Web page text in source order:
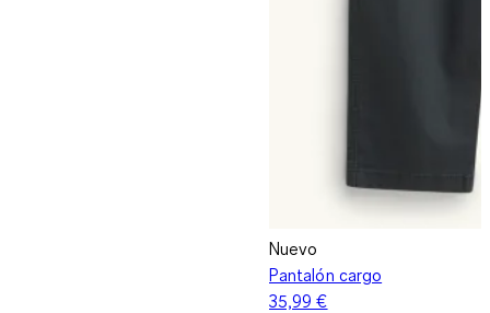
Nuevo
Pantalón cargo
35,99 €